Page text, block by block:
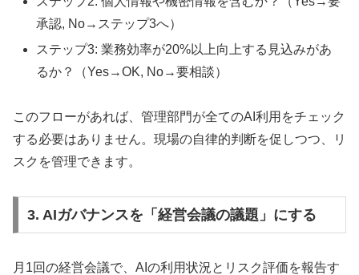
承認, No→ステップ3へ）
ステップ3: 業務効率が20%以上向上する見込みがあ
るか？（Yes→OK, No→要相談）
このフローがあれば、管理部門が全てのAI利用をチェック
する必要はありません。現場の自律的判断を促しつつ、リ
スクを管理できます。
3. AIガバナンスを「経営会議の議題」にする
月1回の経営会議で、AIの利用状況とリスク評価を報告す